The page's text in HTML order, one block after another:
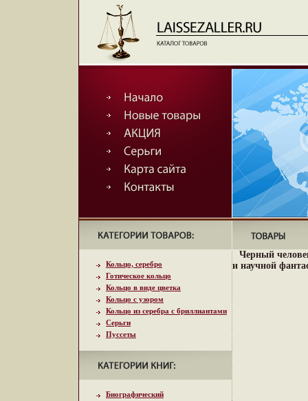
Кольцо, серебро
Готическое кольцо
Кольцо в виде цветка
Кольцо с узором
Кольцо из серебра с бриллиантами
Серьги
Пуссеты
Биографический
Черный
и научной